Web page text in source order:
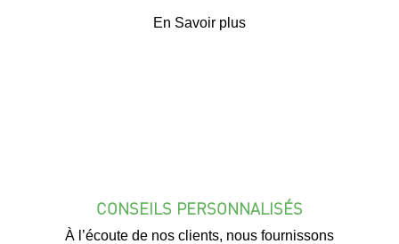
En Savoir plus
CONSEILS PERSONNALISÉS
À l’écoute de nos clients, nous fournissons